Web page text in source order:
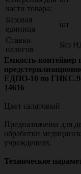
части товара:
Базовая
единица
шт
Ставки
налогов
Без
Емкость-контейнер
ЕДПО-10 по
14616
Цвет салатовый
Предназначены для
обработки
учреждениях.
Технические